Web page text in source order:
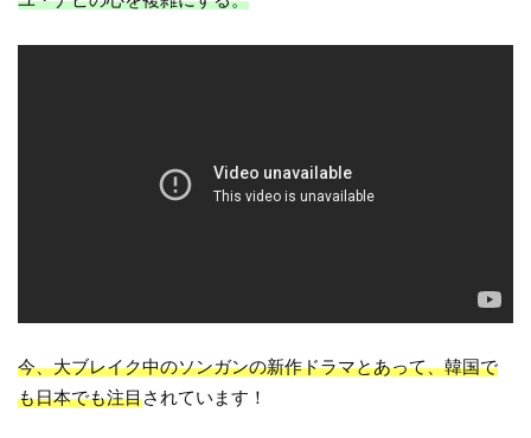
今、大ブレイク中のソンガンの新作ドラマとあって、韓国で
も日本でも注目されています！